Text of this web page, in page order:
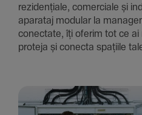
rezi­den­țiale, comer­ciale și
aparataj modular la
conec­tate, îți oferim tot ce
proteja și conecta spațiile